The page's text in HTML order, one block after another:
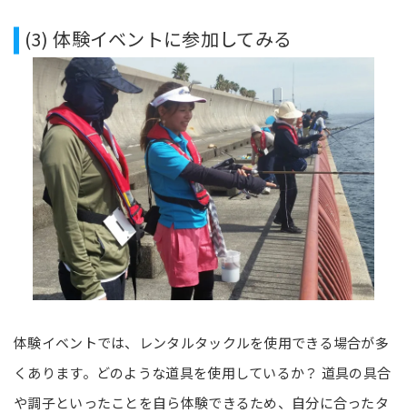
(3) 体験イベントに参加してみる
体験イベントでは、レンタルタックルを使用できる場合が多
くあります。どのような道具を使用しているか？ 道具の具合
や調子といったことを自ら体験できるため、自分に合ったタ